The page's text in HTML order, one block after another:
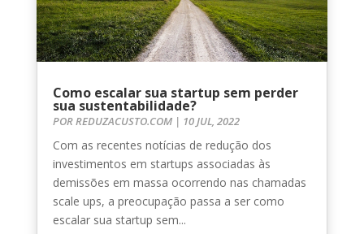
Como escalar sua startup sem perder
sua sustentabilidade?
PORREDUZACUSTO.COM| 10 JUL, 2022
Com as recentes notícias de redução dos
investimentos em startups associadas às
demissões em massa ocorrendo nas chamadas
scale ups, a preocupação passa a ser como
escalar sua startup sem...